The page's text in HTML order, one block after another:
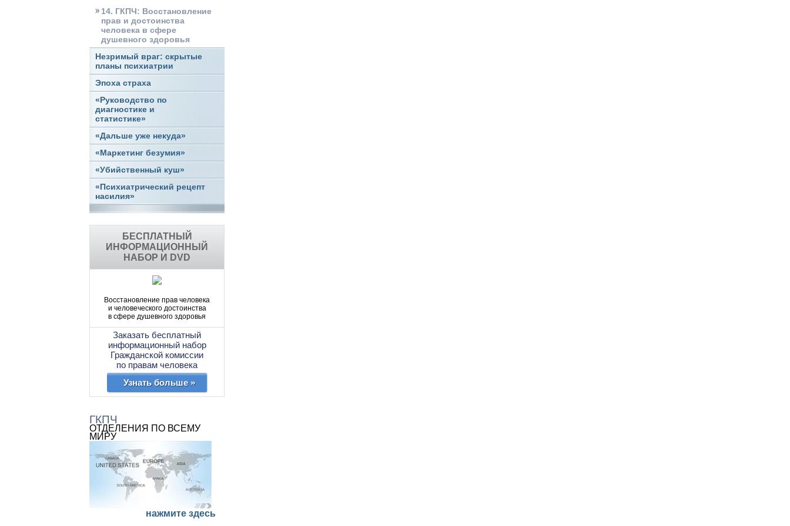
14. ГКПЧ: Восстановление
прав и достоинства
человека в сфере
душевного здоровья
Незримый враг: скрытые
планы психиатрии
Эпоха страха
«Руководство по
диагностике и
статистике»
«Дальше уже некуда»
«Маркетинг безумия»
«Убийственный куш»
«Психиатрический рецепт
насилия»
БЕСПЛАТНЫЙ
ИНФОРМАЦИОННЫЙ
НАБОР И DVD
Восстановление прав человека
и человеческого достоинства
в сфере душевного здоровья
Заказать бесплатный
информационный набор
Гражданской комиссии
по правам человека
Узнать больше »
ГКПЧ
ОТДЕЛЕНИЯ ПО ВСЕМУ
МИРУ
нажмите здесь